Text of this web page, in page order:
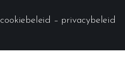
cookiebeleid – privacybeleid